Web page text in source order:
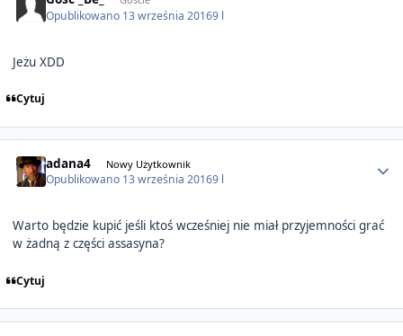
Opublikowano 13 września 20169 l
Jeżu XDD
Cytuj
adana4 Nowy Użytkownik
Opublikowano 13 września 20169 l
Warto będzie kupić jeśli ktoś wcześniej nie miał przyjemności grać
w żadną z części assasyna?
Cytuj